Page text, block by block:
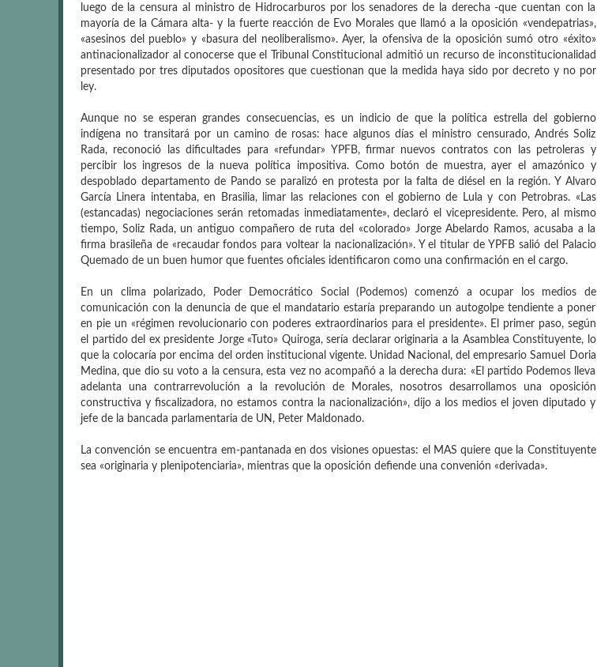
luego de la censura al ministro de Hidrocarburos por los senadores de la derecha -que cuentan con la
mayoría de la Cámara alta- y la fuerte reacción de Evo Morales que llamó a la oposición «vendepatrias»,
«asesinos del pueblo» y «basura del neoliberalismo». Ayer, la ofensiva de la oposición sumó otro «éxito»
antinacionalizador al conocerse que el Tribunal Constitucional admitió un recurso de inconstitucionalidad
presentado por tres diputados opositores que cuestionan que la medida haya sido por decreto y no por
ley.
Aunque no se esperan grandes consecuencias, es un indicio de que la política estrella del gobierno
indígena no transitará por un camino de rosas: hace algunos días el ministro censurado, Andrés Soliz
Rada, reconoció las dificultades para «refundar» YPFB, firmar nuevos contratos con las petroleras y
percibir los ingresos de la nueva política impositiva. Como botón de muestra, ayer el amazónico y
despoblado departamento de Pando se paralizó en protesta por la falta de diésel en la región. Y Alvaro
García Linera intentaba, en Brasilia, limar las relaciones con el gobierno de Lula y con Petrobras. «Las
(estancadas) negociaciones serán retomadas inmediatamente», declaró el vicepresidente. Pero, al mismo
tiempo, Soliz Rada, un antiguo compañero de ruta del «colorado» Jorge Abelardo Ramos, acusaba a la
firma brasileña de «recaudar fondos para voltear la nacionalización». Y el titular de YPFB salió del Palacio
Quemado de un buen humor que fuentes oficiales identificaron como una confirmación en el cargo.
En un clima polarizado, Poder Democrático Social (Podemos) comenzó a ocupar los medios de
comunicación con la denuncia de que el mandatario estaría preparando un autogolpe tendiente a poner
en pie un «régimen revolucionario con poderes extraordinarios para el presidente». El primer paso, según
el partido del ex presidente Jorge «Tuto» Quiroga, sería declarar originaria a la Asamblea Constituyente, lo
que la colocaría por encima del orden institucional vigente. Unidad Nacional, del empresario Samuel Doria
Medina, que dio su voto a la censura, esta vez no acompañó a la derecha dura: «El partido Podemos lleva
adelanta una contrarrevolución a la revolución de Morales, nosotros desarrollamos una oposición
constructiva y fiscalizadora, no estamos contra la nacionalización», dijo a los medios el joven diputado y
jefe de la bancada parlamentaria de UN, Peter Maldonado.
La convención se encuentra em-pantanada en dos visiones opuestas: el MAS quiere que la Constituyente
sea «originaria y plenipotenciaria», mientras que la oposición defiende una convenión «derivada».